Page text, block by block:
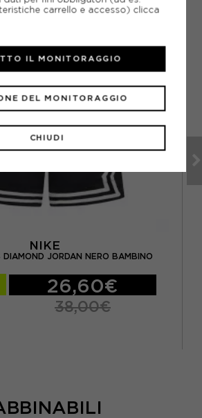
NIKE
DIAMOND JORDAN NERO BAMBINO
26,60€
38,00€
carrello e accesso) clicca
CHIUDI
DEL MONITORAGGIO
IL MONITORAGGIO